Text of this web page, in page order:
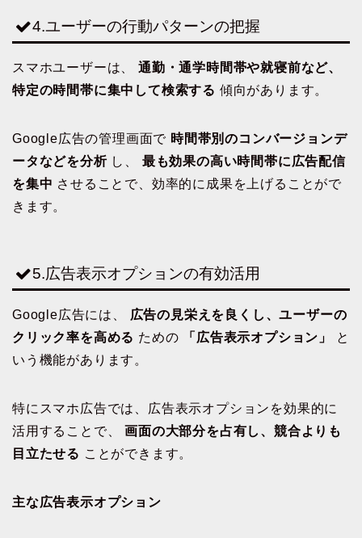
4.ユーザーの行動パターンの把握
スマホユーザーは、 通勤・通学時間帯や就寝前など、
特定の時間帯に集中して検索する 傾向があります。
Google広告の管理画面で 時間帯別のコンバージョンデ
ータなどを分析し、 最も効果の高い時間帯に広告配信
を集中 させることで、効率的に成果を上げることがで
きます。
5.広告表示オプションの有効活用
Google広告には、 広告の見栄えを良くし、ユーザーの
クリック率を高める ための 「広告表示オプション」
と
いう機能があります。
特にスマホ広告では、広告表示オプションを効果的に
活用することで、画面の大部分を占有し、競合よりも
目立たせる ことができます。
主な広告表示オプション